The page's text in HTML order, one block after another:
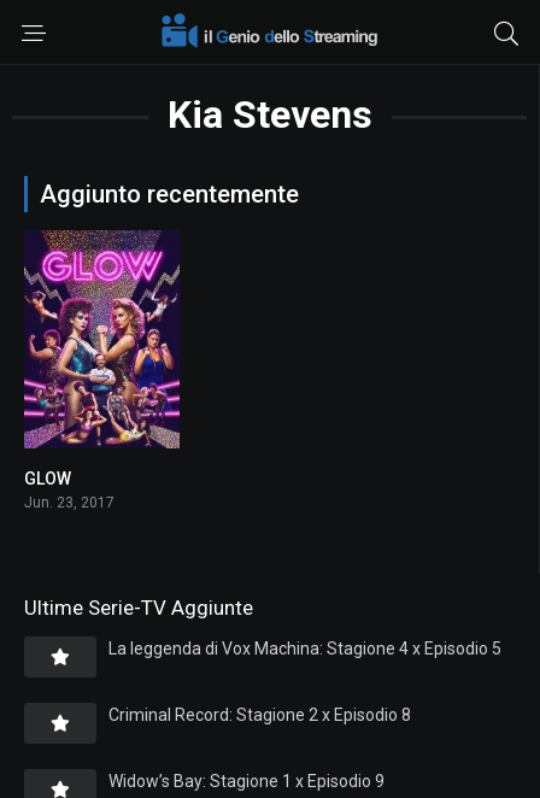
Kia Stevens
Aggiunto recentemente
GLOW
Jun. 23, 2017
Ultime Serie-TV Aggiunte
La leggenda di Vox Machina: Stagione 4 x Episodio 5
Criminal Record: Stagione 2 x Episodio 8
Widow’s Bay: Stagione 1 x Episodio 9